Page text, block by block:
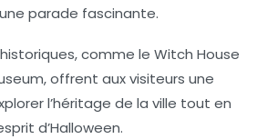
parade fascinante.
comme le Witch House
, offrent aux visiteurs une
l’héritage de la ville tout en
d’Halloween.